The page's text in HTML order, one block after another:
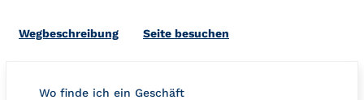
WegbeschreibungLink Opens in New Tab
Seite besuchen
Wo finde ich ein Geschäft